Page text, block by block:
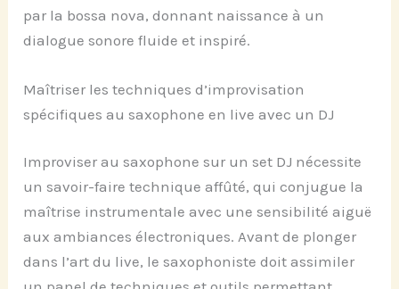
par la bossa nova, donnant naissance à un
dialogue sonore fluide et inspiré.
Maîtriser les techniques d’improvisation
spécifiques au saxophone en live avec un DJ
Improviser au saxophone sur un set DJ nécessite
un savoir-faire technique affûté, qui conjugue la
maîtrise instrumentale avec une sensibilité aiguë
aux ambiances électroniques. Avant de plonger
dans l’art du live, le saxophoniste doit assimiler